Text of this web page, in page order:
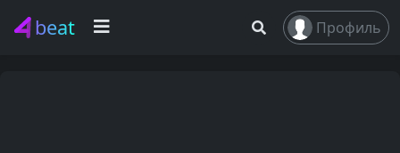
beat Профиль